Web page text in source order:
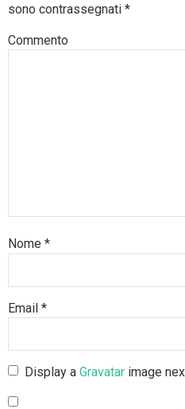
sono contrassegnati *
Commento
Nome *
Email *
Display aGravatar image